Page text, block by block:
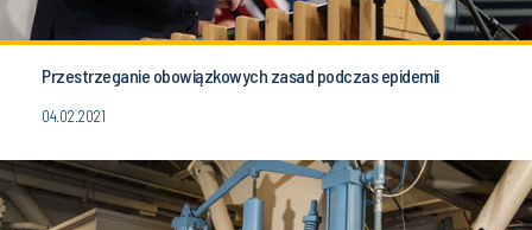
Przestrzeganie obowiązkowych zasad podczas epidemii
04.02.2021